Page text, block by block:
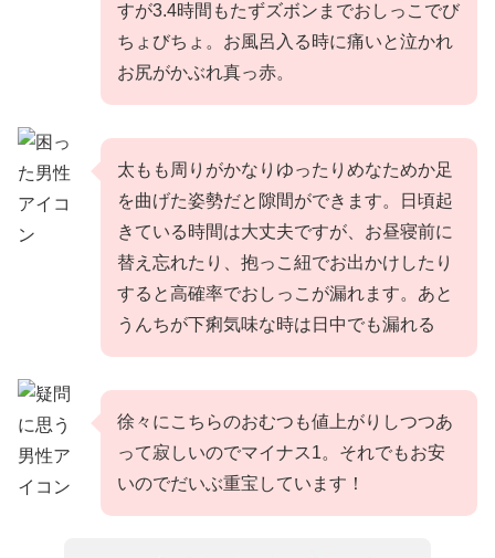
すが3.4時間もたずズボンまでおしっこでび
ちょびちょ。お風呂入る時に痛いと泣かれ
お尻がかぶれ真っ赤。
太もも周りがかなりゆったりめなためか足
を曲げた姿勢だと隙間ができます。日頃起
きている時間は大丈夫ですが、お昼寝前に
替え忘れたり、抱っこ紐でお出かけしたり
すると高確率でおしっこが漏れます。あと
うんちが下痢気味な時は日中でも漏れる
徐々にこちらのおむつも値上がりしつつあ
って寂しいのでマイナス1。それでもお安
いのでだいぶ重宝しています！